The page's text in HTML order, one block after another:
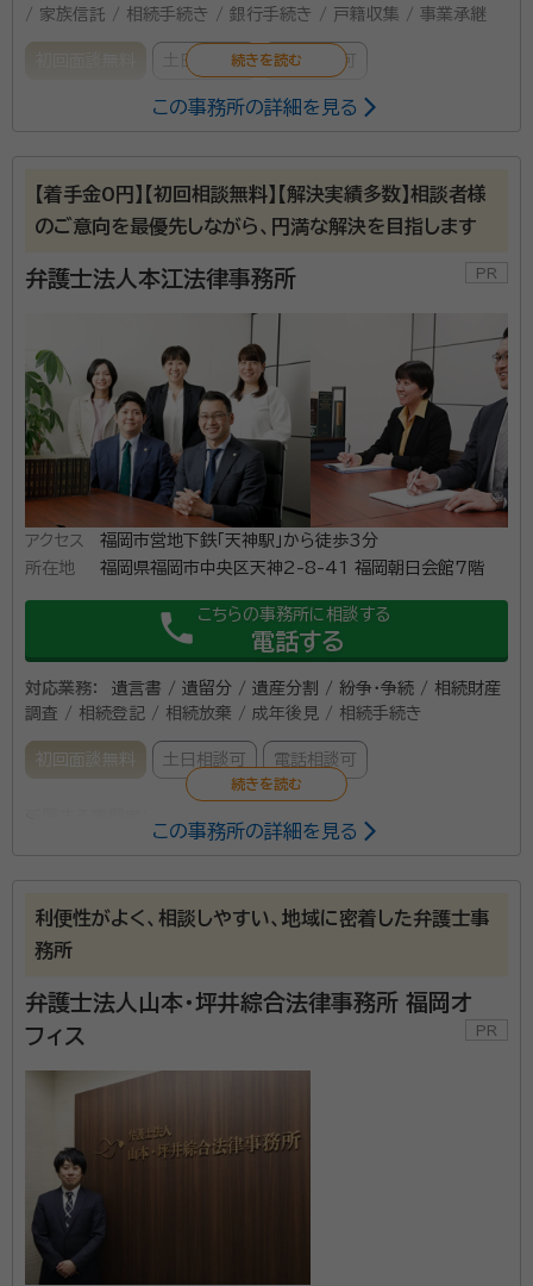
/ 家族信託 / 相続手続き / 銀行手続き / 戸籍収集 / 事業承継
土日相談可 電話相談可
所所長、弁護士
経歴： 京都大学法学部 卒業 京都大学法科大学院 修了 2013年 司法試
験予備試験 最終合格 2014年 最高裁判所司法研修所 入所（68期）
所（アソシエイト弁護士） 2019年10月 同 福岡事務所所長
できない」「どんな財産があるのかわからない」など、相続や遺言
に関するお悩みは、豊富な解決実績のある弁護士法人プロテクト
スタンスにぜひご相談ください。 グループ法人に所属する税理
士や司法書士などの他士業とも連携したワンストップでの対応
が可能です。
資格等： 弁護士
所属団体： 福岡県弁護士会
この事務所の詳細を見る
【着手金0円】【初回相談無料】【解決実績多数】相談者様
のご意向を最優先しながら、円満な解決を目指します
弁護士法人本江法律事務所
アクセス
福岡市営地下鉄「天神駅」から徒歩3分
所在地
福岡県福岡市中央区天神2-8-41 福岡朝日会館7階
phone こちらの事務所に相談する
電話する
対応業務：
遺言書 / 遺留分 / 遺産分割 / 紛争・争続 / 相続財産
調査 / 相続登記 / 相続放棄 / 成年後見 / 相続手続き
初回面談無料 土日相談可 電話相談可
大学法学部政治学科 卒業 2006年 福岡県弁護士会登録(59期) 2010
年 九州北部税理士会に税理士登録 2010年 本江法律事務所開設2015
年M&Aシニアエキスパート認定取得 2018年 メンタル心理カウンセラ
経歴： 2009年 長野県飯田高等学校 卒 2013年 慶應義塾大学法学部
政治学科 卒 2016年 名古屋大学法科大学院卒業 2021年 司法試験合
格 2022年 福岡県弁護士会 登録(74期)
各種相談（遺産分割、相続放棄、遺留分、遺言書作成）から相続税
土日・祝日対応可 ・遺産分割の着手金：0円※ ・駐車場完備 ・地
下鉄「天神駅」直結 ・他士業との連携あり ※また、当事務所では
本サイトよりお電話を頂きましたお客様に限り、相続や遺産分割
の着手金も原則無料とさせて頂いております（事案の内容により
ましては無料とならない場合もございますので、初回の無料相
談時にお尋ねください）。 【当事務所が選ばれる理由】 ・弁護士
資格等：
所属団体：
この事務所の詳細を見る
利便性がよく、相談しやすい、地域に密着した弁護士事
務所
弁護士法人山本・坪井綜合法律事務所 福岡オ
フィス